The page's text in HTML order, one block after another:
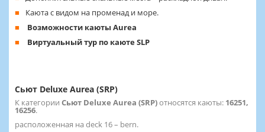
Каюта с видом на променад и море.
Возможности каюты Aurea
Виртуальный тур по каюте SLP
Сьют Deluxe Aurea (SRP)
К категории Сьют Deluxe Aurea (SRP)относятся каюты: 16251,
16256.
расположенная на deck 16 – bern.